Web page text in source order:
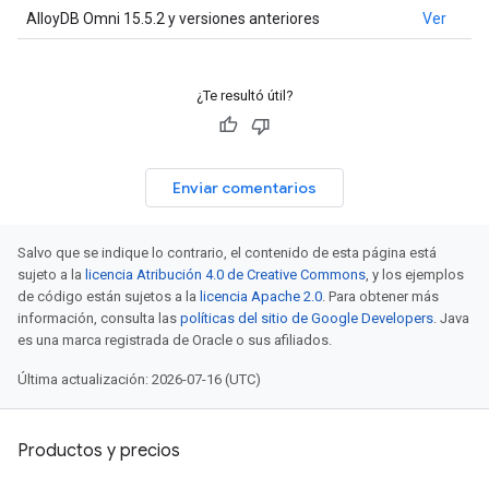
AlloyDB Omni 15.5.2 y versiones anteriores Ver
¿Te resultó útil?
Enviar comentarios
Salvo que se indique lo contrario, el contenido de esta página está
sujeto a la licencia Atribución 4.0 de Creative Commons, y los ejemplos
de código están sujetos a la licencia Apache 2.0. Para obtener más
información, consulta las políticas del sitio de Google Developers. Java
es una marca registrada de Oracle o sus afiliados.
Última actualización: 2026-07-16 (UTC)
Productos y precios